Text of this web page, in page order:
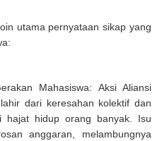
utama pernyataan sikap yang
Mahasiswa: Aksi Aliansi
dari keresahan kolektif dan
hajat hidup orang banyak. Isu
anggaran, melambungnya